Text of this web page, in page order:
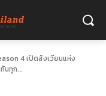
4 เปิดสังเวียนแห่ง
นทุก...